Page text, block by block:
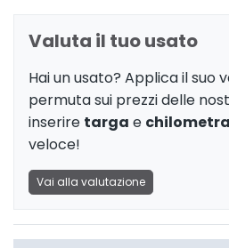
Valuta il tuo usato
Hai un usato? Applica il suo
permuta sui prezzi delle
inserire targa e
veloce!
Vai alla valutazione